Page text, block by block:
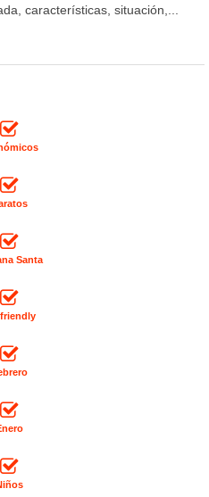
características, situación,...
Santa